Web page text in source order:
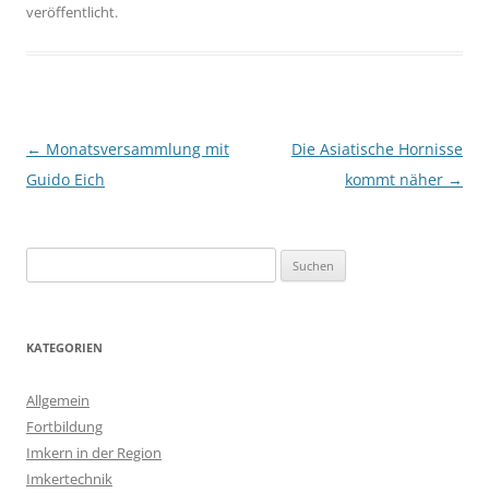
veröffentlicht.
Beitragsnavigation
← Monatsversammlung mit
Guido Eich
Die Asiatische Hornisse
kommt näher →
nach:
KATEGORIEN
Allgemein
Fortbildung
Imkern in der Region
Imkertechnik